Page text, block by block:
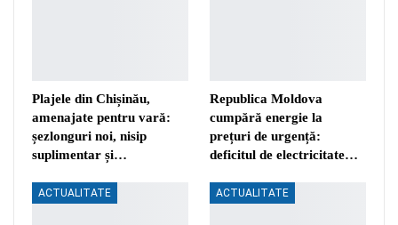
Plajele din Chișinău,
amenajate pentru vară:
șezlonguri noi, nisip
suplimentar și…
Republica Moldova
cumpără energie la
prețuri de urgență:
deficitul de electricitate…
ACTUALITATE ACTUALITATE